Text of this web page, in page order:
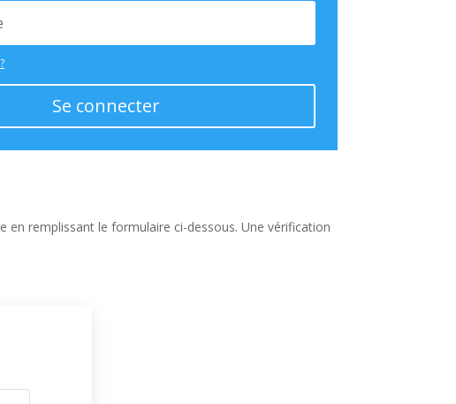
Se connecter
en remplissant le formulaire ci-dessous. Une vérification